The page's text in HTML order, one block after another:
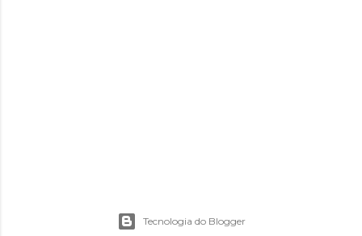
Tecnologia do Blogger